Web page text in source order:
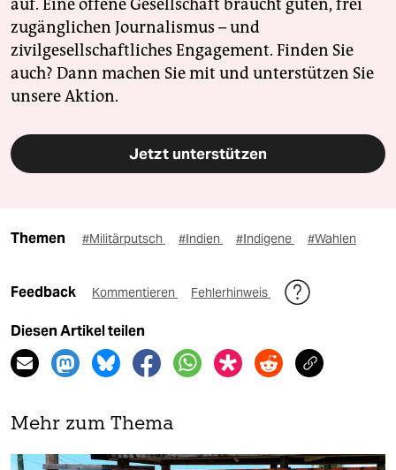
auf. Eine offene Gesellschaft braucht guten, frei
zugänglichen Journalismus – und
zivilgesellschaftliches Engagement. Finden Sie
auch? Dann machen Sie mit und unterstützen Sie
unsere Aktion.
Jetzt unterstützen
Themen #Militärputsch #Indien #Indigene #Wahlen
Feedback Kommentieren Fehlerhinweis
Diesen Artikel teilen
Mehr zum Thema